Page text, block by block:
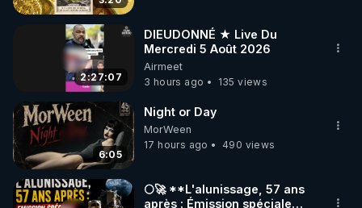
2:27:07
DIEUDONNÉ ★ Live Du
Mercredi 5 Août 2026
Airmeet
3 hours ago
135 views
6:05
Night or Day
MorWeen
17 hours ago
490 views
🌕🚀 **L'alunissage, 57 ans
après : Émission spéciale